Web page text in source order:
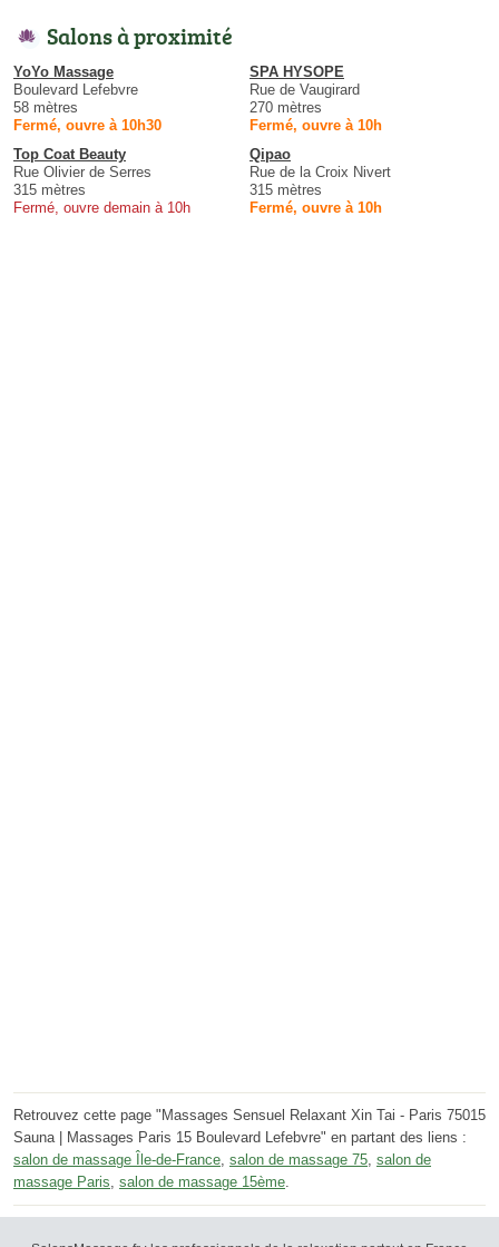
Salons à proximité
YoYo Massage
Boulevard Lefebvre
58 mètres
Fermé, ouvre à 10h30
SPA HYSOPE
Rue de Vaugirard
270 mètres
Fermé, ouvre à 10h
Top Coat Beauty
Rue Olivier de Serres
315 mètres
Fermé, ouvre demain à 10h
Qipao
Rue de la Croix Nivert
315 mètres
Fermé, ouvre à 10h
Retrouvez cette page "Massages Sensuel Relaxant Xin Tai - Paris 75015
Sauna | Massages Paris 15 Boulevard Lefebvre" en partant des liens :
salon de massage Île-de-France salon de massage 75 salon de
massage Paris salon de massage 15ème